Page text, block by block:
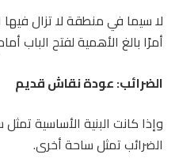
لا سيما في منطقة لا تزال فيها
أمرًا بالغ الأهمية لفتح الباب
الضرائب: عودة نقاش قديم
وإذا كانت البنية الأساسية
الضرائب تمثل ساحة أخرى.